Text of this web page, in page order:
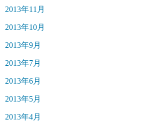
2013年11月
2013年10月
2013年9月
2013年7月
2013年6月
2013年5月
2013年4月